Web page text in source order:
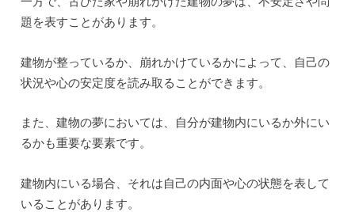
題を表すことがあります。
建物が整っているか、崩れかけているかによって、自己の
状況や心の安定度を読み取ることができます。
また、建物の夢においては、自分が建物内にいるか外にい
るかも重要な要素です。
建物内にいる場合、それは自己の内面や心の状態を表して
いることがあります。